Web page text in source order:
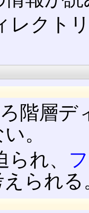
レクト
階層
。
れ、
えられる